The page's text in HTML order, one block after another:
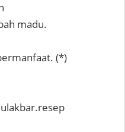
madu.
(*)